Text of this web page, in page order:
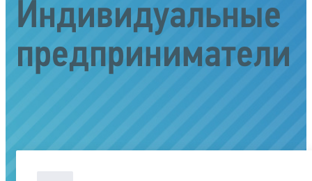
Индивидуальные
предприниматели